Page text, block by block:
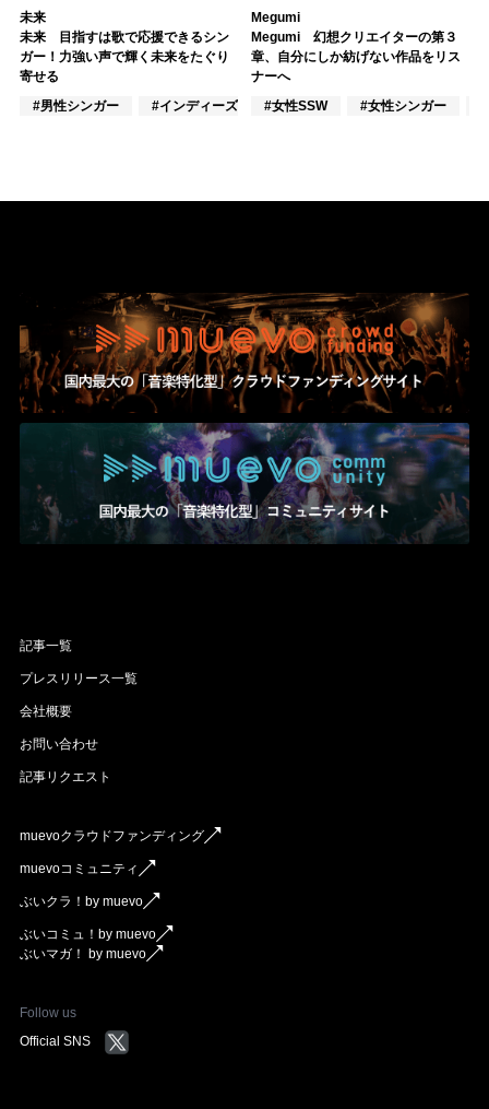
未来
未来 目指すは歌で応援できるシン
ガー！力強い声で輝く未来をたぐり
寄せる
#男性シンガー
#インディーズ #楽器奏者
Megumi
Megumi 幻想クリエイターの第３
章、自分にしか紡げない作品をリス
ナーへ
#女性SSW
#女性シンガー
記事一覧
プレスリリース一覧
会社概要
お問い合わせ
記事リクエスト
muevoクラウドファンディング
muevoコミュニティ
ぶいクラ！by muevo
ぶいコミュ！by muevo
ぶいマガ！ by muevo
Follow us
Official SNS